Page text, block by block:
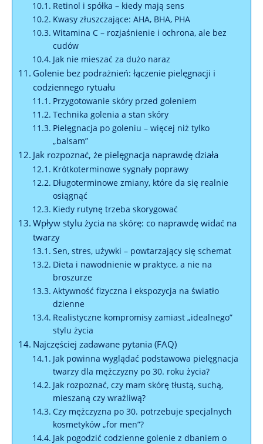
Retinol i spółka – kiedy mają sens
Kwasy złuszczające: AHA, BHA, PHA
Witamina C – rozjaśnienie i ochrona, ale bez
cudów
Jak nie mieszać za dużo naraz
Golenie bez podrażnień: łączenie pielęgnacji i
codziennego rytuału
Przygotowanie skóry przed goleniem
Technika golenia a stan skóry
Pielęgnacja po goleniu – więcej niż tylko
„balsam”
Jak rozpoznać, że pielęgnacja naprawdę działa
Krótkoterminowe sygnały poprawy
Długoterminowe zmiany, które da się realnie
osiągnąć
Kiedy rutynę trzeba skorygować
Wpływ stylu życia na skórę: co naprawdę widać na
twarzy
Sen, stres, używki – powtarzający się schemat
Dieta i nawodnienie w praktyce, a nie na
broszurze
Aktywność fizyczna i ekspozycja na światło
dzienne
Realistyczne kompromisy zamiast „idealnego”
stylu życia
Najczęściej zadawane pytania (FAQ)
Jak powinna wyglądać podstawowa pielęgnacja
twarzy dla mężczyzny po 30. roku życia?
Jak rozpoznać, czy mam skórę tłustą, suchą,
mieszaną czy wrażliwą?
Czy mężczyzna po 30. potrzebuje specjalnych
kosmetyków „for men”?
Jak pogodzić codzienne golenie z dbaniem o